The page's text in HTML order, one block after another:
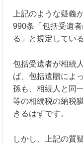
上記のような疑義
990条「包括受遺
る」と規定してい
包括受遺者が相続
ば、包括遺贈によ
孫も、相続人と同
等の相続税の納税
きるはずです。
しかし、上記の質